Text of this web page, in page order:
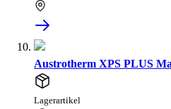
Austrotherm XPS PLUS
Lagerartikel